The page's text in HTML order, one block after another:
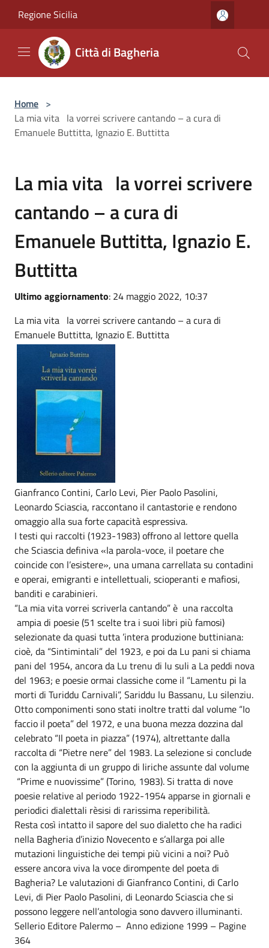
Regione Sicilia
Città di Bagheria
Home >
La mia vita la vorrei scrivere cantando – a cura di
Emanuele Buttitta, Ignazio E. Buttitta
La mia vita la vorrei scrivere
cantando – a cura di
Emanuele Buttitta, Ignazio E.
Buttitta
Ultimo aggiornamento: 24 maggio 2022, 10:37
La mia vita la vorrei scrivere cantando – a cura di
Emanuele Buttitta, Ignazio E. Buttitta
Gianfranco Contini, Carlo Levi, Pier Paolo Pasolini,
Leonardo Sciascia, raccontano il cantastorie e rendono
omaggio alla sua forte capacità espressiva.
I testi qui raccolti (1923-1983) offrono al lettore quella
che Sciascia definiva «la parola-voce, il poetare che
coincide con l’esistere», una umana carrellata su contadini
e operai, emigranti e intellettuali, scioperanti e mafiosi,
banditi e carabinieri.
“La mia vita vorrei scriverla cantando” è una raccolta
ampia di poesie (51 scelte tra i suoi libri più famosi)
selezionate da quasi tutta ’intera produzione buttiniana:
cioè, da “Sintimintali” del 1923, e poi da Lu pani si chiama
pani del 1954, ancora da Lu trenu di lu suli a La peddi nova
del 1963; e poesie ormai classiche come il “Lamentu pi la
morti di Turiddu Carnivali”, Sariddu lu Bassanu, Lu silenziu.
Otto componimenti sono stati inoltre tratti dal volume “Io
faccio il poeta” del 1972, e una buona mezza dozzina dal
celebrato “Il poeta in piazza” (1974), altrettante dalla
raccolta di “Pietre nere” del 1983. La selezione si conclude
con la aggiunta di un gruppo di liriche assunte dal volume
“Prime e nuovissime” (Torino, 1983). Si tratta di nove
poesie relative al periodo 1922-1954 apparse in giornali e
periodici dialettali rèsisi di rarissima reperibilità.
Resta così intatto il sapore del suo dialetto che ha radici
nella Bagheria d’inizio Novecento e s’allarga poi alle
mutazioni linguistiche dei tempi più vicini a noi? Può
essere ancora viva la voce dirompente del poeta di
Bagheria? Le valutazioni di Gianfranco Contini, di Carlo
Levi, di Pier Paolo Pasolini, di Leonardo Sciascia che si
possono leggere nell’antologia sono davvero illuminanti.
Sellerio Editore Palermo – Anno edizione 1999 – Pagine
364